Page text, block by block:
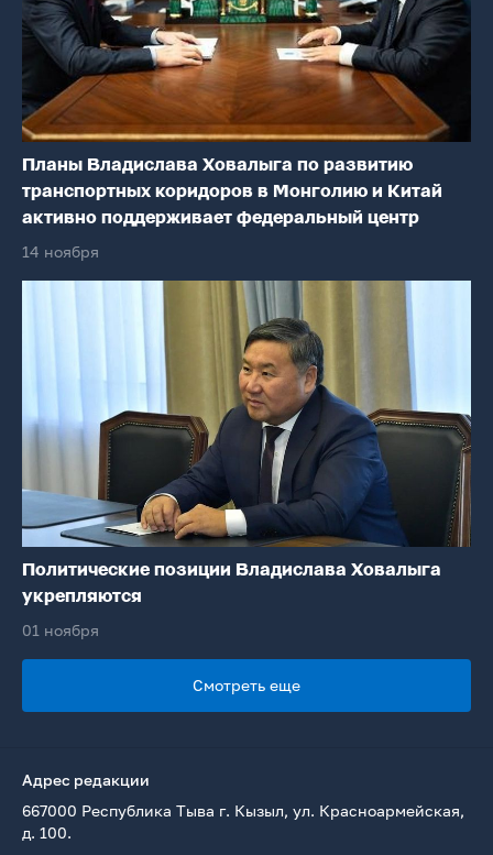
Планы Владислава Ховалыга по развитию
транспортных коридоров в Монголию и Китай
активно поддерживает федеральный центр
14 ноября
Политические позиции Владислава Ховалыга
укрепляются
01 ноября
Смотреть еще
Адрес редакции
667000 Республика Тыва г. Кызыл, ул. Красноармейская,
д. 100.